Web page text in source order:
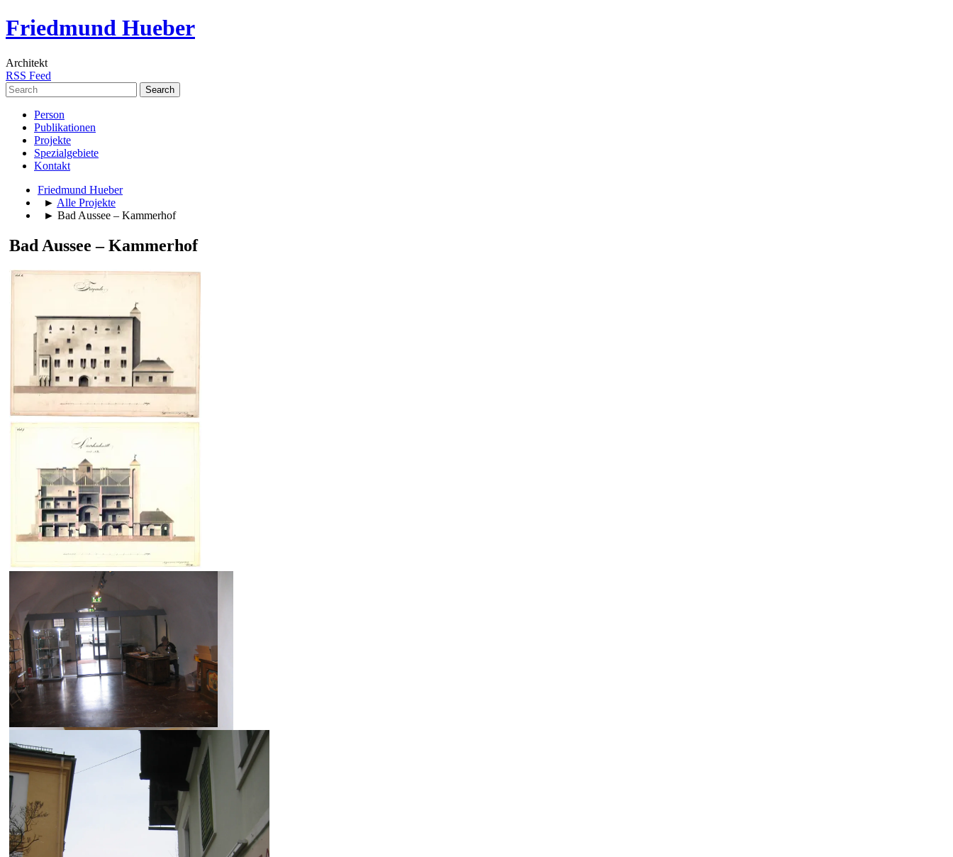
Friedmund Hueber
Architekt
RSS Feed
Search
for:
Person
Publikationen
Projekte
Spezialgebiete
Kontakt
Friedmund Hueber
► Alle Projekte
► Bad Aussee – Kammerhof
Bad Aussee – Kammerhof